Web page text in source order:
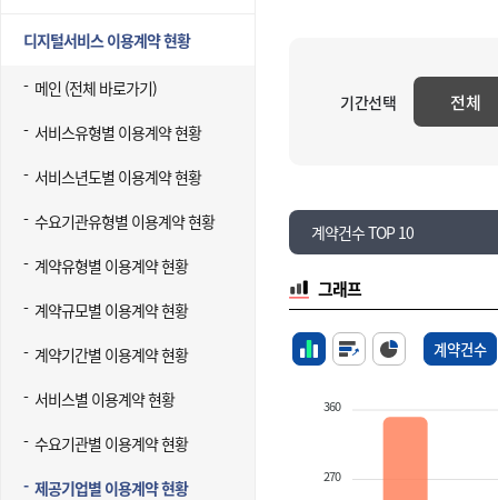
디지털서비스 이용계약 현황
메인 (전체 바로가기)
서비스유형별 이용계약 현황
서비스년도별 이용계약 현황
수요기관유형별 이용계약 현황
계약유형별 이용계약 현황
계약규모별 이용계약 현황
계약기간별 이용계약 현황
서비스별 이용계약 현황
수요기관별 이용계약 현황
제공기업별 이용계약 현황
기간선택 전체
계약건수 TOP 10
그래프
계약건수
360
270